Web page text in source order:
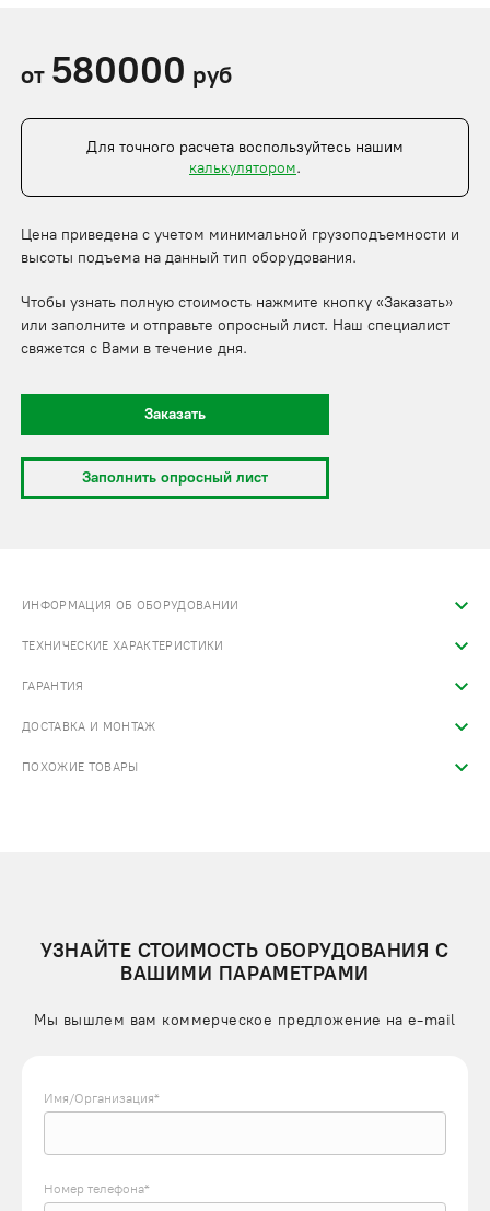
от 580000 руб
Для точного расчета воспользуйтесь нашим
калькулятором.
Цена приведена с учетом минимальной грузоподъемности и
высоты подъема на данный тип оборудования.
Чтобы узнать полную стоимость нажмите кнопку «Заказать»
или заполните и отправьте опросный лист. Наш специалист
свяжется с Вами в течение дня.
Заказать
Заполнить опросный лист
ИНФОРМАЦИЯ ОБ ОБОРУДОВАНИИ
ТЕХНИЧЕСКИЕ ХАРАКТЕРИСТИКИ
ГАРАНТИЯ
ДОСТАВКА И МОНТАЖ
ПОХОЖИЕ ТОВАРЫ
УЗНАЙТЕ СТОИМОСТЬ ОБОРУДОВАНИЯ С
ВАШИМИ ПАРАМЕТРАМИ
Мы вышлем вам коммерческое предложение на e-mail
Имя/Организация*
Номер телефона*